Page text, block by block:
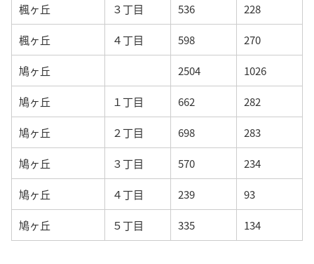
楓ヶ丘 ３丁目 536 228
楓ヶ丘 ４丁目 598 270
鳩ヶ丘 2504 1026
鳩ヶ丘 １丁目 662 282
鳩ヶ丘 ２丁目 698 283
鳩ヶ丘 ３丁目 570 234
鳩ヶ丘 ４丁目 239 93
鳩ヶ丘 ５丁目 335 134